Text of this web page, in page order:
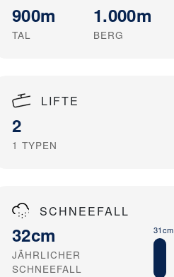
900m
TAL
1.000m
BERG
LIFTE
2
1 TYPEN
SCHNEEFALL
32cm
JÄHRLICHER
SCHNEEFALL
31cm